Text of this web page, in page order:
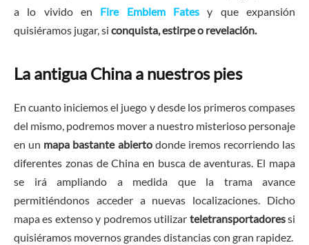
a lo vivido en Fire Emblem Fates y que expansión
quisiéramos jugar, si conquista, estirpe o revelación.
La antigua China a nuestros pies
En cuanto iniciemos el juego y desde los primeros compases
del mismo, podremos mover a nuestro misterioso personaje
en un mapa bastante abiertodonde iremos recorriendo las
diferentes zonas de China en busca de aventuras. El mapa
se irá ampliando a medida que la trama avance
permitiéndonos acceder a nuevas localizaciones. Dicho
mapa es extenso y podremos utilizar teletransportadoressi
quisiéramos movernos grandes distancias con gran rapidez.